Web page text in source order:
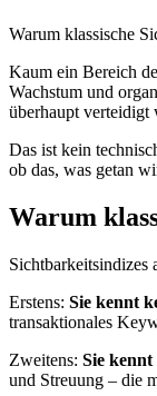
Warum klassische
Kaum ein Bereich
Wachstum und
überhaupt verteidigt
Das ist kein
ob das, was getan
Warum
Sichtbarkeitsindizes
Erstens: Sie kennt
transaktionales
Zweitens: Sie
und Streuung – die